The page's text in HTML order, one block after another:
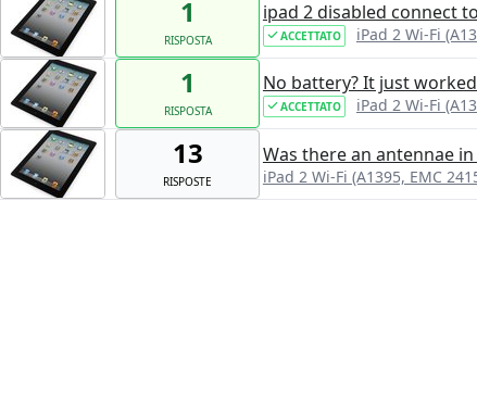
1
RISPOSTA
ipad 2 disabled connect
ACCETTATO iPad 2 Wi-Fi
1
RISPOSTA
No battery? It just
ACCETTATO iPad 2 Wi-Fi
13
RISPOSTE
Was there an antennae in
iPad 2 Wi-Fi (A1395, EMC